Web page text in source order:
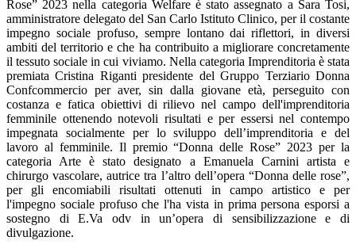
Rose” 2023 nella categoria Welfare è stato assegnato a Sara Tosi,
amministratore delegato del San Carlo Istituto Clinico, per il costante
impegno sociale profuso, sempre lontano dai riflettori, in diversi
ambiti del territorio e che ha contribuito a migliorare concretamente
il tessuto sociale in cui viviamo. Nella categoria Imprenditoria è stata
premiata Cristina Riganti presidente del Gruppo Terziario Donna
Confcommercio per aver, sin dalla giovane età, perseguito con
costanza e fatica obiettivi di rilievo nel campo dell'imprenditoria
femminile ottenendo notevoli risultati e per essersi nel contempo
impegnata socialmente per lo sviluppo dell’imprenditoria e del
lavoro al femminile. Il premio “Donna delle Rose” 2023 per la
categoria Arte è stato designato a Emanuela Carnini artista e
chirurgo vascolare, autrice tra l’altro dell’opera “Donna delle rose”,
per gli encomiabili risultati ottenuti in campo artistico e per
l'impegno sociale profuso che l'ha vista in prima persona esporsi a
sostegno di E.Va odv in un’opera di sensibilizzazione e di
divulgazione.